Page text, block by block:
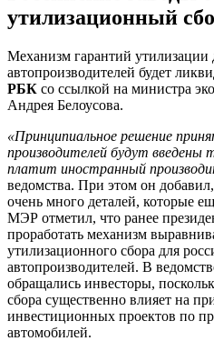
утилизационный
Механизм гарантий утилизации
автопроизводителей будет
РБК со ссылкой на министра
Андрея Белоусова.
«Принципиальное решение
производителей будут
платит иностранный
ведомства. При этом он
очень много деталей, которые
МЭР отметил, что ранее
проработать механизм
утилизационного сбора для
автопроизводителей. В
обращались инвесторы,
сбора существенно влияет на
инвестиционных проектов по
автомобилей.